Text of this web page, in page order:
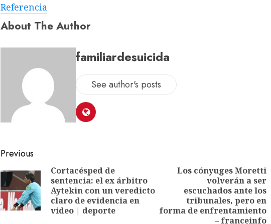
Referencia
About The Author
familiardesuicida
See author's posts
Previous
Cortacésped de
sentencia: el ex árbitro
Aytekin con un veredicto
claro de evidencia en
video | deporte
Los cónyuges Moretti
volverán a ser
escuchados ante los
tribunales, pero en
forma de enfrentamiento
– franceinfo